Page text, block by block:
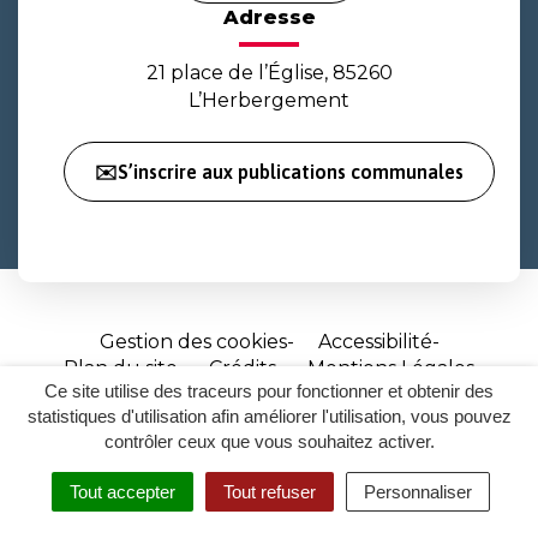
Ce site utilise des traceurs pour fonctionner et obtenir des
statistiques d'utilisation afin améliorer l'utilisation, vous pouvez
contrôler ceux que vous souhaitez activer.
Tout accepter Tout refuser Personnaliser
RECHERCHER
ACCESSIBILITÉ
Adresse
21 place de l’Église, 85260
L’Herbergement
✉️S’inscrire aux publications communales
Gestion des cookies
Accessibilité
Plan du site
Crédits
Mentions Légales
Site
réalisé
par
Inovagora